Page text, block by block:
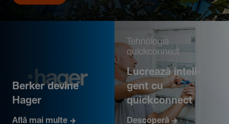
Berker devine
Hager
Află mai multe
Tehno­logia
quickconnect
Lucrează inte­li­
gent cu
quickconnect
Descoperă